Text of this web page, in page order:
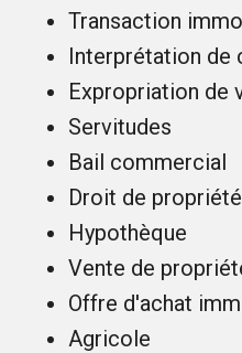
Transaction
Interprétation de
Expropriation de
Servitudes
Bail commercial
Droit de propriété
Hypothèque
Vente de
Offre d'achat
Agricole